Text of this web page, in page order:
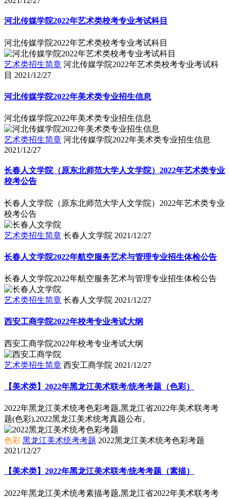
河北传媒学院2022年艺术类校考专业考试科目
河北传媒学院2022年艺术类校考专业考试科目
艺术类招生简章 河北传媒学院2022年艺术类校考专业考试科
目 2021/12/27
河北传媒学院2022年美术类专业招生信息
河北传媒学院2022年美术类专业招生信息
艺术类招生简章 河北传媒学院2022年美术类专业招生信息
2021/12/27
长春人文学院（原东北师范大学人文学院）2022年艺术类专业
校考公告
长春人文学院（原东北师范大学人文学院）2022年艺术类专业
校考公告
艺术类招生简章 长春人文学院 2021/12/27
长春人文学院2022年航空服务艺术与管理专业招生体检公告
长春人文学院2022年航空服务艺术与管理专业招生体检公告
艺术类招生简章 长春人文学院 2021/12/27
西安工商学院2022年校考专业考试大纲
西安工商学院2022年校考专业考试大纲
艺术类招生简章 西安工商学院 2021/12/27
【美术类】2022年黑龙江美术联考/统考考题（色彩）
2022年黑龙江美术统考色彩考题,黑龙江省2022年美术联考考
题(色彩),2022黑龙江美术统考真题公布。
色彩 黑龙江美术统考考题 2022黑龙江美术统考色彩考题
2021/12/27
【美术类】2022年黑龙江美术联考/统考考题（素描）
2022年黑龙江美术统考素描考题,黑龙江省2022年美术联考考